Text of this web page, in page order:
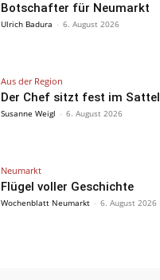
Botschafter für Neumarkt
Ulrich Badura - 6. August 2026
Aus der Region
Der Chef sitzt fest im Sattel
Susanne Weigl - 6. August 2026
Neumarkt
Flügel voller Geschichte
Wochenblatt Neumarkt - 6. August 2026